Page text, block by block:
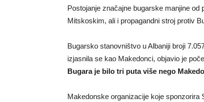
Postojanje značajne bugarske manjine od
Mitskoskim, ali i propagandni stroj protiv
Bugarsko stanovništvo u Albaniji broji
izjasnila se kao Makedonci, objavio je
Bugara je bilo tri puta više nego
Makedonske organizacije koje sponzorira